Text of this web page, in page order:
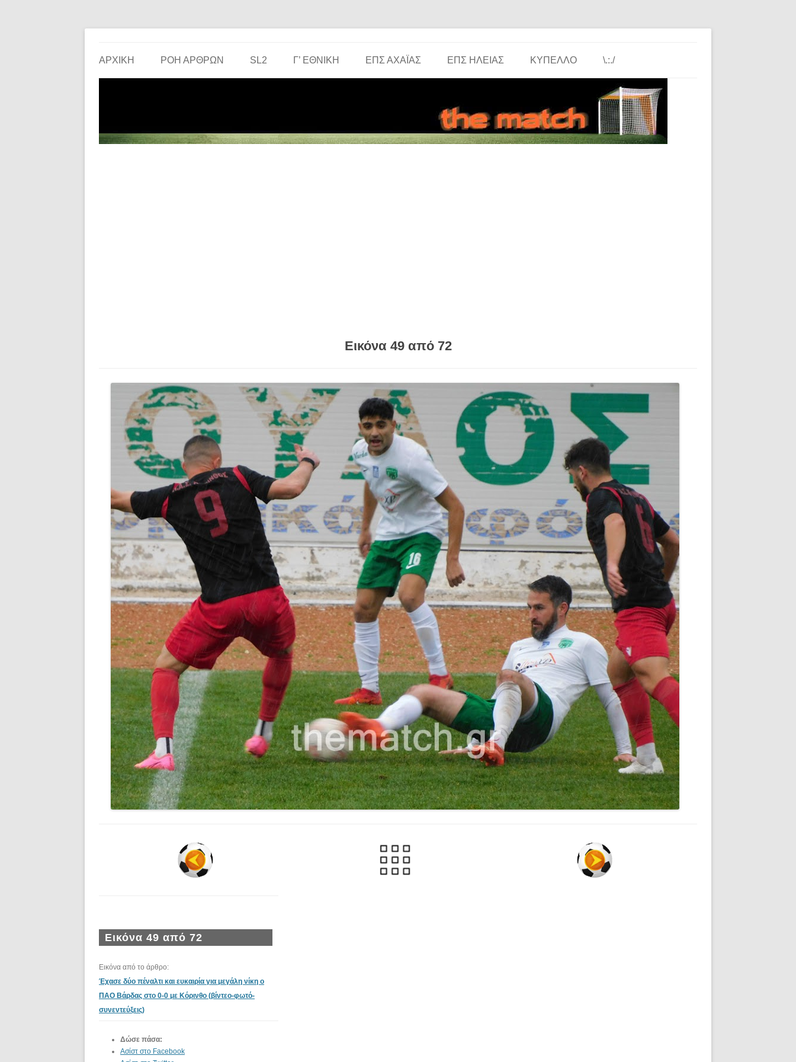
ΑΡΧΙΚΗ ΡΟΗ ΑΡΘΡΩΝ SL2 Γ’ ΕΘΝΙΚΉ ΕΠΣ ΑΧΑΪ́ΑΣ ΕΠΣ ΗΛΕΊΑΣ ΚΎΠΕΛΛΟ \.:./
Εικόνα 49 από 72
Εικόνα 49 από 72
Εικόνα από το άρθρο:
Έχασε δύο πέναλτι και ευκαιρία για μεγάλη νίκη ο
ΠΑΟ Βάρδας στο 0-0 με Κόρινθο (βίντεο-φωτό-
συνεντεύξεις)
Δώσε πάσα:
Ασίστ στο Facebook